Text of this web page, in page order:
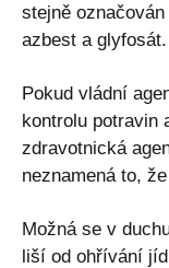
stejně
azbest a glyfosát.
Pokud vládní
kontrolu potravin
zdravotnická
neznamená to,
Možná se v
liší od ohřívání